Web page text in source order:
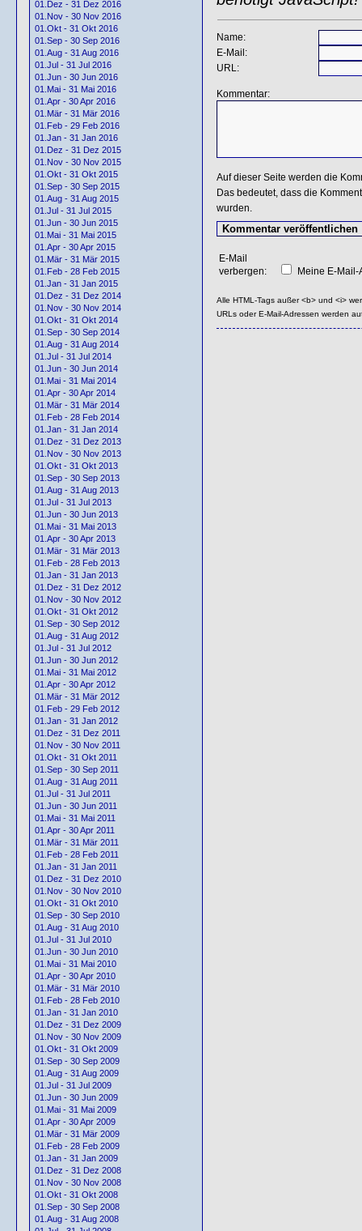
01.Dez - 31 Dez 2016
01.Nov - 30 Nov 2016
01.Okt - 31 Okt 2016
01.Sep - 30 Sep 2016
01.Aug - 31 Aug 2016
01.Jul - 31 Jul 2016
01.Jun - 30 Jun 2016
01.Mai - 31 Mai 2016
01.Apr - 30 Apr 2016
01.Mär - 31 Mär 2016
01.Feb - 29 Feb 2016
01.Jan - 31 Jan 2016
01.Dez - 31 Dez 2015
01.Nov - 30 Nov 2015
01.Okt - 31 Okt 2015
01.Sep - 30 Sep 2015
01.Aug - 31 Aug 2015
01.Jul - 31 Jul 2015
01.Jun - 30 Jun 2015
01.Mai - 31 Mai 2015
01.Apr - 30 Apr 2015
01.Mär - 31 Mär 2015
01.Feb - 28 Feb 2015
01.Jan - 31 Jan 2015
01.Dez - 31 Dez 2014
01.Nov - 30 Nov 2014
01.Okt - 31 Okt 2014
01.Sep - 30 Sep 2014
01.Aug - 31 Aug 2014
01.Jul - 31 Jul 2014
01.Jun - 30 Jun 2014
01.Mai - 31 Mai 2014
01.Apr - 30 Apr 2014
01.Mär - 31 Mär 2014
01.Feb - 28 Feb 2014
01.Jan - 31 Jan 2014
01.Dez - 31 Dez 2013
01.Nov - 30 Nov 2013
01.Okt - 31 Okt 2013
01.Sep - 30 Sep 2013
01.Aug - 31 Aug 2013
01.Jul - 31 Jul 2013
01.Jun - 30 Jun 2013
01.Mai - 31 Mai 2013
01.Apr - 30 Apr 2013
01.Mär - 31 Mär 2013
01.Feb - 28 Feb 2013
01.Jan - 31 Jan 2013
01.Dez - 31 Dez 2012
01.Nov - 30 Nov 2012
01.Okt - 31 Okt 2012
01.Sep - 30 Sep 2012
01.Aug - 31 Aug 2012
01.Jul - 31 Jul 2012
01.Jun - 30 Jun 2012
01.Mai - 31 Mai 2012
01.Apr - 30 Apr 2012
01.Mär - 31 Mär 2012
01.Feb - 29 Feb 2012
01.Jan - 31 Jan 2012
01.Dez - 31 Dez 2011
01.Nov - 30 Nov 2011
01.Okt - 31 Okt 2011
01.Sep - 30 Sep 2011
01.Aug - 31 Aug 2011
01.Jul - 31 Jul 2011
01.Jun - 30 Jun 2011
01.Mai - 31 Mai 2011
01.Apr - 30 Apr 2011
01.Mär - 31 Mär 2011
01.Feb - 28 Feb 2011
01.Jan - 31 Jan 2011
01.Dez - 31 Dez 2010
01.Nov - 30 Nov 2010
01.Okt - 31 Okt 2010
01.Sep - 30 Sep 2010
01.Aug - 31 Aug 2010
01.Jul - 31 Jul 2010
01.Jun - 30 Jun 2010
01.Mai - 31 Mai 2010
01.Apr - 30 Apr 2010
01.Mär - 31 Mär 2010
01.Feb - 28 Feb 2010
01.Jan - 31 Jan 2010
01.Dez - 31 Dez 2009
01.Nov - 30 Nov 2009
01.Okt - 31 Okt 2009
01.Sep - 30 Sep 2009
01.Aug - 31 Aug 2009
01.Jul - 31 Jul 2009
01.Jun - 30 Jun 2009
01.Mai - 31 Mai 2009
01.Apr - 30 Apr 2009
01.Mär - 31 Mär 2009
01.Feb - 28 Feb 2009
01.Jan - 31 Jan 2009
01.Dez - 31 Dez 2008
01.Nov - 30 Nov 2008
01.Okt - 31 Okt 2008
01.Sep - 30 Sep 2008
01.Aug - 31 Aug 2008
Name:
E-Mail:
URL:
Kommentar:
Auf dieser Seite werden die
Das bedeutet, dass die
wurden.
E-Mail
verbergen:
Meine E-
Alle HTML-Tags außer <b> und <i>
URLs oder E-Mail-Adressen werden